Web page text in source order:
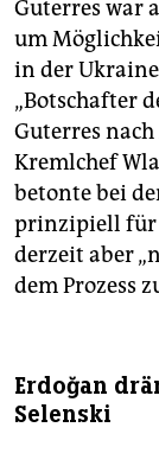
Guterres war
um
in der
„Botschafter
Guterres
Kremlchef
betonte bei
prinzipiell für
derzeit aber
dem Prozess
Erdoğan
Selenski